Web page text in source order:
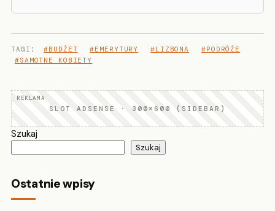
TAGI: #BUDŻET #EMERYTURY #LIZBONA
#PODRÓŻE
#SAMOTNE KOBIETY
SLOT ADSENSE · 300×600 (SIDEBAR)
Szukaj
Szukaj
Ostatnie wpisy